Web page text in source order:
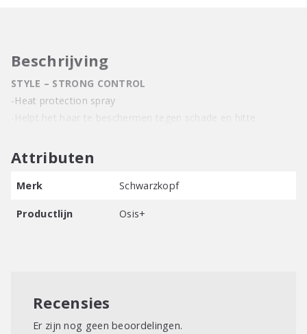
Beschrijving
STYLE – STRONG CONTROL
-Heat protection spray
-Helpt het haar te beschermen tegen schade en hitte
Attributen
Merk Schwarzkopf
Productlijn Osis+
Recensies
Er zijn nog geen beoordelingen.